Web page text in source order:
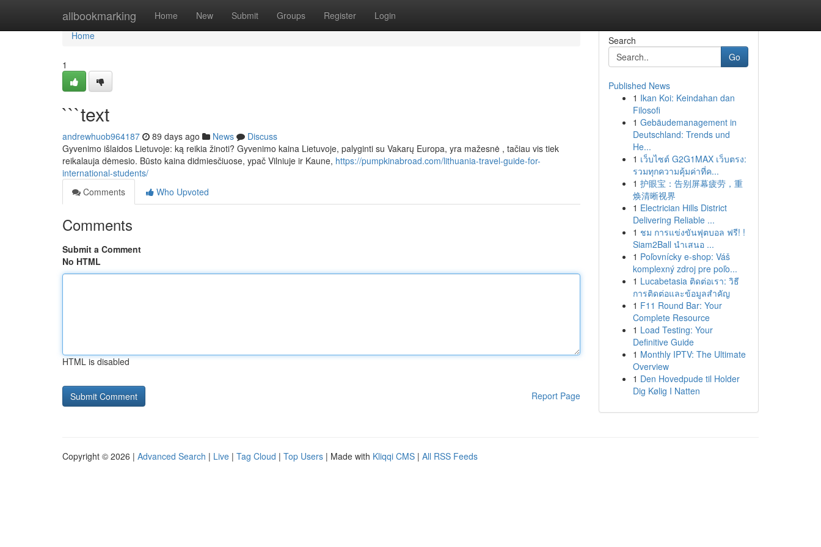
allbookmarking Home New Submit Groups Register Login
Home
Home
1
```text
andrewhuob964187 89 days ago News
Discuss
Gyvenimo išlaidos Lietuvoje: ką reikia žinoti? Gyvenimo kaina Lietuvoje, palyginti su Vakarų Europa, yra mažesnė , tačiau vis tiek
reikalauja dėmesio. Būsto kaina didmiesčiuose, ypač Vilniuje ir Kaune, https://pumpkinabroad.com/lithuania-travel-guide-for-
international-students/
Comments
Who Upvoted
Comments
Submit a Comment
No HTML
HTML is disabled
Report Page
Search
Go
Published News
1 Ikan Koi: Keindahan dan
Filosofi
1 Gebäudemanagement in
Deutschland: Trends und
He...
1 เว็บไซต์ G2G1MAX เว็บตรง:
รวมทุกความคุ้มค่าที่ค...
1 护眼宝：告别屏幕疲劳，重
焕清晰视界
1 Electrician Hills District
Delivering Reliable ...
1 ชม การแข่งขันฟุตบอล ฟรี! !
Siam2Ball นำเสนอ ...
1 Poľovnícky e-shop: Váš
komplexný zdroj pre poľo...
1 Lucabetasia ติดต่อเรา: วิธี
การติดต่อและข้อมูลสำคัญ
1 F11 Round Bar: Your
Complete Resource
1 Load Testing: Your
Definitive Guide
1 Monthly IPTV: The Ultimate
Overview
1 Den Hovedpude til Holder
Dig Kølig I Natten
Copyright © 2026 | Advanced Search | Live | Tag Cloud | Top Users | Made with Kliqqi CMS | All RSS Feeds